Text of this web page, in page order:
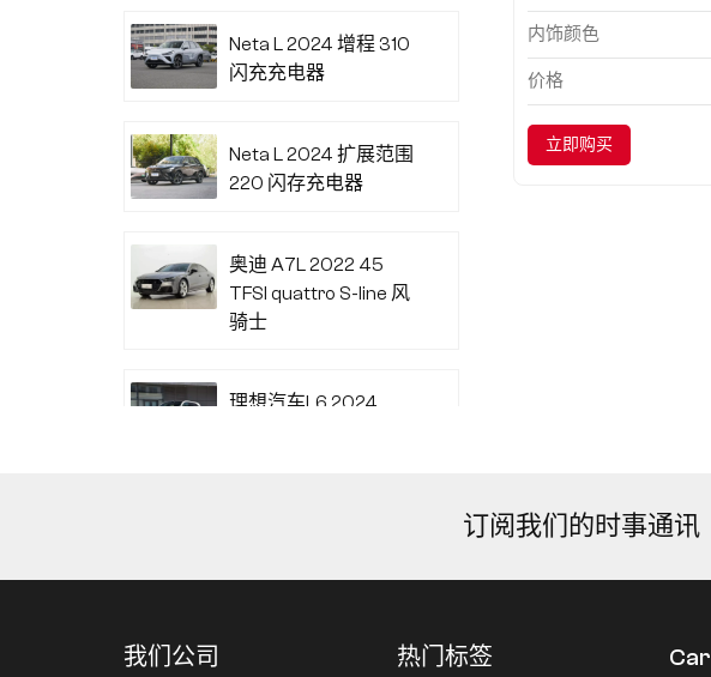
内饰颜色
价格
立即购买
Neta L 2024 增程 310
闪充充电器
Neta L 2024 扩展范围
220 闪存充电器
奥迪 A7L 2022 45
TFSI quattro S-line 风
骑士
理想汽车L6 2024
公里后驱长续航智能
订阅我们的时事通讯
我们公司 热门标签